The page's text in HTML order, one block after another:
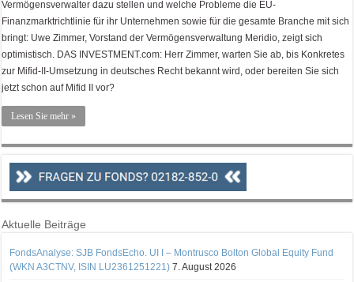
Vermögensverwalter dazu stellen und welche Probleme die EU-
Finanzmarktrichtlinie für ihr Unternehmen sowie für die gesamte Branche mit sich
bringt: Uwe Zimmer, Vorstand der Vermögensverwaltung Meridio, zeigt sich
optimistisch. DAS INVESTMENT.com: Herr Zimmer, warten Sie ab, bis Konkretes
zur Mifid-II-Umsetzung in deutsches Recht bekannt wird, oder bereiten Sie sich
jetzt schon auf Mifid II vor?
Lesen Sie mehr »
Aktuelle Beiträge
FondsAnalyse: SJB FondsEcho. UI I – Montrusco Bolton Global Equity Fund
(WKN A3CTNV, ISIN LU2361251221) 7. August 2026